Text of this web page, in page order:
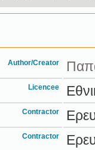
Author/Creator
Licencee
Contractor
Contractor